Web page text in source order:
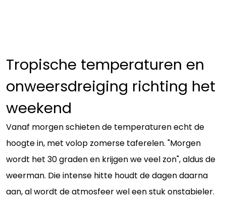
Tropische temperaturen en
onweersdreiging richting het
weekend
Vanaf morgen schieten de temperaturen echt de
hoogte in, met volop zomerse taferelen. "Morgen
wordt het 30 graden en krijgen we veel zon", aldus de
weerman. Die intense hitte houdt de dagen daarna
aan, al wordt de atmosfeer wel een stuk onstabieler.